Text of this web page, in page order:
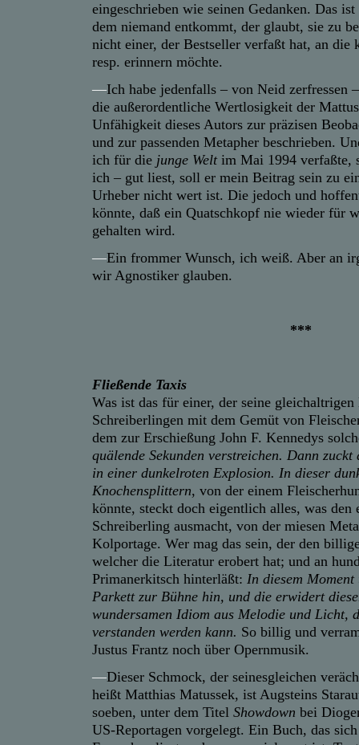
eingeschrieben wie seinen Gedanken. Das ist
dem niemand entkommt, der glaubt, sie zu
nicht einer, der Bestseller verfaßt hat, an die
resp. erinnern möchte.
—Ich habe jedenfalls – von Neid zerfressen
die außerordentliche Wertlosigkeit der
Unfähigkeit dieses Autors zur präzisen
und zur passenden Metapher beschrieben.
ich für die junge Weltim Mai 1994 verfaßte,
ich – gut liest, soll er mein Beitrag sein zu
Urheber nicht wert ist. Die jedoch und
könnte, daß ein Quatschkopf nie wieder für
gehalten wird.
—Ein frommer Wunsch, ich weiß. Aber an
wir Agnostiker glauben.
***
Fließende Taxis
Was ist das für einer, der seine
Schreiberlingen mit dem Gemüt von
dem zur Erschießung John F. Kennedys
quälende Sekunden verstreichen. Dann
in einer dunkelroten Explosion. In dieser
Knochensplittern, von der einem
könnte, steckt doch eigentlich alles, was den
Schreiberling ausmacht, von der miesen
Kolportage. Wer mag das sein, der den
welcher die Literatur erobert hat; und an
Primanerkitsch hinterläßt: In diesem
Parkett zur Bühne hin, und die erwidert
wundersamen Idiom aus Melodie und Licht,
verstanden werden kann. So billig und
Justus Frantz noch über Opernmusik.
—Dieser Schmock, der seinesgleichen
heißt Matthias Matussek, ist Augsteins
soeben, unter dem Titel Showdown bei
US-Reportagen vorgelegt. Ein Buch, das